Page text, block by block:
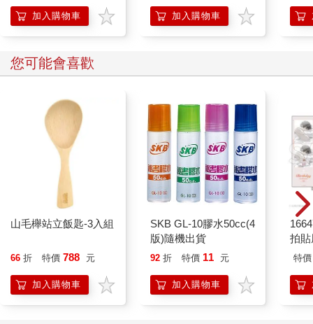
機會。如果想攝取豐富的知識，就不能只是囫圇吞棗。唯有好好
消化這些知識，它才會成為你的血肉。
記錄型人類的記憶方法：「記錄，然後覆誦出來」
記、仔細畫下重點，依舊記不住學習內容，多半是因為錯誤的筆
記習慣。
我想問各位，你為什麼做筆記？大部分的人應該都是為了記住某
件事才這麼做。可是務必留意，一旦你產生了「先筆記下來，之
後再看」的想法，這個筆記將會在無意間被你推到記憶的角落。
要是很難理解的話，再問各位另一個問題。你記得幾組電話號
碼？除了自己的電話號碼以外，還記得誰的？很多人甚至沒想過
要背下電話號碼。智慧型手機尚未普及的年代，我們記得的電話
號碼非常多。然而，現在可以把號碼全都存在手機裡，默背顯得
沒有必要。將記憶託付給筆記，也是同樣的道理。
想不起來某件事就直接查看筆記的做法，不外乎是紀錄的次要功
差。列舉幾項對記憶造成不良影響的錯誤筆記習慣如下。
第一，為了不記某件事所做的筆記。
加入購物車 加入購物車
您可能會喜歡
山毛櫸站立飯匙-3入組
66 折 特價 788 元
加入購物車
SKB GL-10膠水50cc(4
版)隨機出貨
92 折 特價 11 元
加入購物車
拍
特價